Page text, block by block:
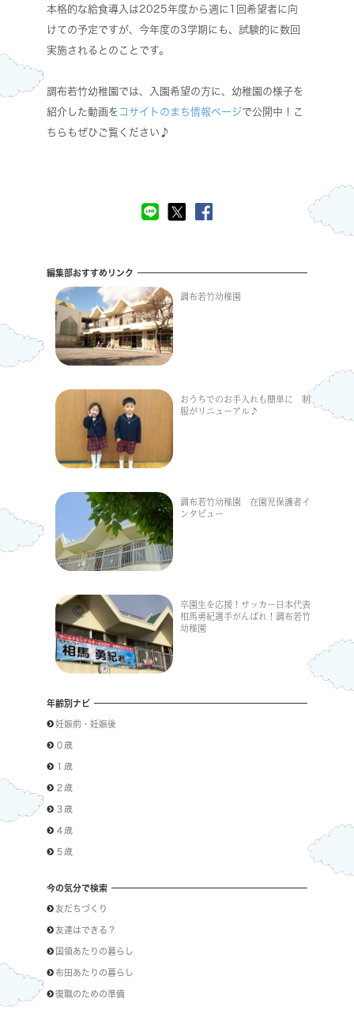
本格的な給食導入は2025年度から週に1回希望者に向
けての予定ですが、今年度の3学期にも、試験的に数回
実施されるとのことです。
調布若竹幼稚園では、入園希望の方に、幼稚園の様子を
紹介した動画を コサイトのまち情報ページで公開中！こ
ちらもぜひご覧ください♪
編集部おすすめリンク
調布若竹幼稚園
おうちでのお手入れも簡単に 制
服がリニューアル♪
調布若竹幼稚園 在園児保護者イ
ンタビュー
卒園生を応援！サッカー日本代表
相馬勇紀選手がんばれ！調布若竹
幼稚園
年齢別ナビ
妊娠前・妊娠後
０歳
１歳
２歳
３歳
４歳
５歳
今の気分で検索
友だちづくり
友達はできる？
国領あたりの暮らし
布田あたりの暮らし
復職のための準備